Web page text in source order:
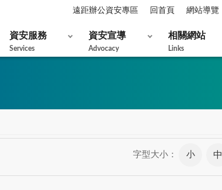
遠距辦公資安專區 回首頁 網站導覽
資安服務
Services
資安宣導
Advocacy
相關網站
Links
字型大小： 小 中